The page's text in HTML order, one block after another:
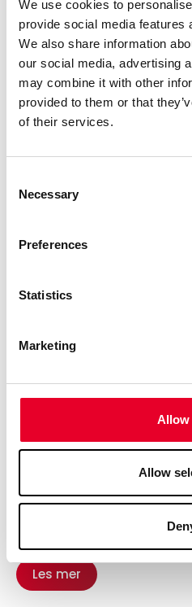
We use cookies to
provide social media features
We also share information
our social media, advertising
may combine it with other
provided to them or that
of their services.
Selection
Necessary
Preferences
Statistics
Marketing
Allow
Allow
En komplett MES-løsning for
blandet produksjon.
Inkluderer blant annet
effektivitetsmålinger og
Les mer